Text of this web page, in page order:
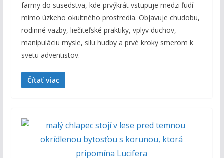
farmy do susedstva, kde prvýkrát vstupuje medzi ľudí
mimo úzkeho okultného prostredia. Objavuje chudobu,
rodinné väzby, liečiteľské praktiky, vplyv duchov,
manipuláciu mysle, silu hudby a prvé kroky smerom k
svetu adventistov.
Čítať viac